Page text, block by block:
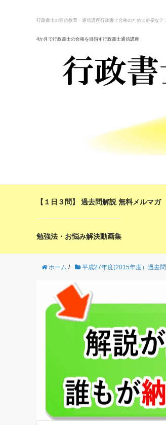
行政書士の通信教育・通信講座行政書士合格のために必要なア
4か月で行政書士の合格を目指す行政書士通信講座
【１日３問】 過去問解説 無料メルマガ
勉強法・お悩み解決動画集
ホーム / 平成27年度(2015年度）過去問